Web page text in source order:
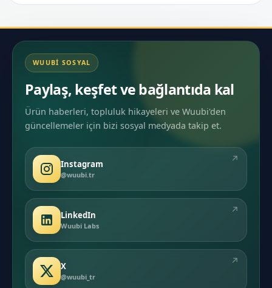
WUUBI SOSYAL
Paylaş, keşfet ve bağlantıda kal
Ürün haberleri, topluluk hikayeleri ve Wuubi'den
güncellemeler için bizi sosyal medyada takip et.
Instagram
@wuubi.tr
↗
LinkedIn
Wuubi Labs
↗
X
@wuubi_tr
↗